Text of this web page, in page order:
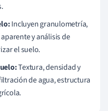
Incluyen granulometría,
y análisis de
el suelo.
Textura, densidad y
de agua, estructura